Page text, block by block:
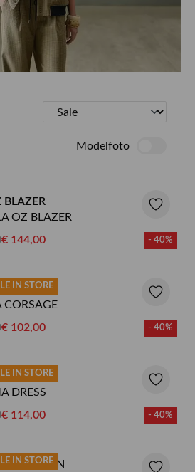
Modelfoto
BLAZER
OZ BLAZER
€ 144,00 - 40%
IN STORE
TOP
CORSAGE
€ 102,00 - 40%
IN STORE
JURK
DRESS
€ 114,00 - 40%
IN STORE
PANTALON